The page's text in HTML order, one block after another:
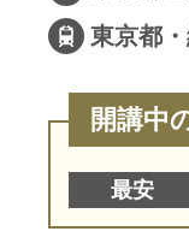
東京都
開講中
最安